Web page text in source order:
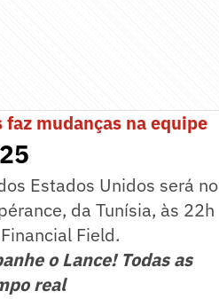
mudanças na equipe
Estados Unidos será no
da Tunísia, às 22h
Field.
o Lance! Todas as
real